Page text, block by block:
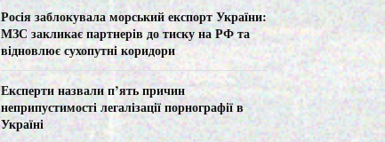
H
Росія заблокувала морський експорт України:
МЗС закликає партнерів до тиску на РФ та
відновлює сухопутні коридори
Експерти назвали п’ять причин
неприпустимості легалізації порнографії в
Україні